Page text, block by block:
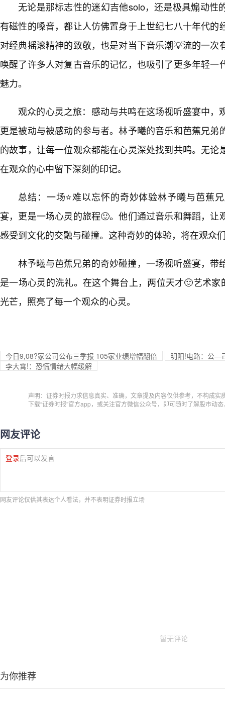
无论是那标志性的迷幻吉他solo，还是极具煽动性
有磁性的嗓音，都让人仿佛置身于上世纪七八十年代的
对经典摇滚精神的致敬，也是对当下音乐潮💡流的一次
唤醒了许多人对复古音乐的记忆，也吸引了更多年轻一
魅力。
观众的心灵之旅：感动与共鸣在这场视听盛宴中，
更是被动与被感动的参与者。林予曦的音乐和芭蕉兄弟
的故事，让每一位观众都能在心灵深处找到共鸣。无论
在观众的心中留下深刻的印记。
总结：一场⭐难以忘怀的奇妙体验林予曦与芭蕉
宴，更是一场心灵的旅程🙂。他们通过音乐和舞蹈，让
感受到文化的交融与碰撞。这种奇妙的体验，将在观众
林予曦与芭蕉兄弟的奇妙碰撞，一场视听盛宴，带
是一场心灵的洗礼。在这个舞台上，两位天才🙂艺术家
光芒，照亮了每一个观众的心灵。
今日9,08?家公司公布三季报 105家业绩增幅翻倍
明阳!电路：公—
李大霄!：恐慌情绪大幅缓解
声明：证券时报力求信息真实、准确，文章提及内容仅供参考，不构成实
下载“证券时报”官方app，或关注官方微信公众号，即可随时了解股市动
网友评论
登录后可以发言
网友评论仅供其表达个人看法，并不表明证券时报立场
暂无评论
为你推荐